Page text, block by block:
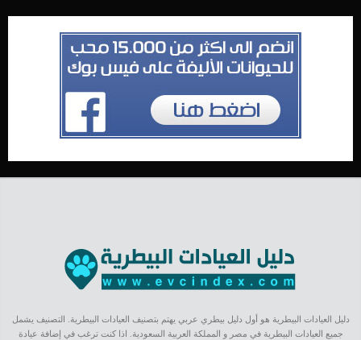
دليل العيادات البيطرية هو أول دليل بيطري عربي يهتم بتصنيف العيادات البيطرية. التصنيف يشمل
جميع العيادات البيطرية في مصر و المملكة العربية السعودية. اذا كنت ترغب في إضافة عيادة